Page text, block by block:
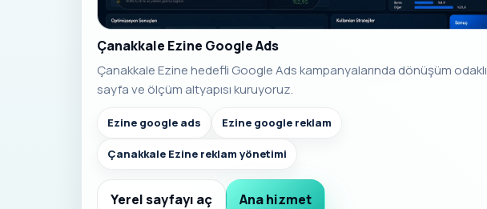
Çanakkale Ezine Google Ads
Çanakkale Ezine hedefli Google Ads kampanyalarında dönüşüm odaklı
sayfa ve ölçüm altyapısı kuruyoruz.
Ezine google ads Ezine google reklam
Çanakkale Ezine reklam yönetimi
Yerel sayfayı aç Ana hizmet